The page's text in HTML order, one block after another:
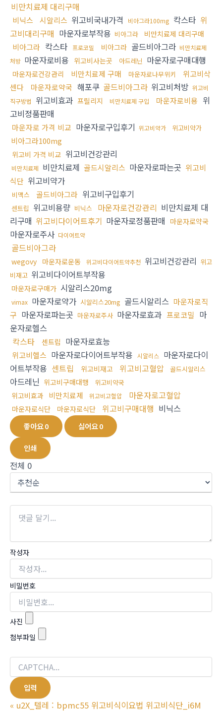
비만치료제 대리구매
비닉스 시알리스 위고비국내가격 비아그라100mg 칵스타 위
고비대리구매 마운자로부작용 비아그라 비만치료제 대리구매
비아그라 칵스타 프로코밀 비아그라 골드비아그라 비만치료제
처방 마운자로비용 위고비사는곳 아드레닌 마운자로구매대행
마운자로건강관리 비만치료제 구매 마운자로나무위키
위고비삭
센다
마운자로약국 해포쿠 골드비아그라 위고비처방 위고비
직구방법
위고비효과 프릴리지 비만치료제 구입 마운자로비용 위
고비정품판매
마운자로 가격 비교 마운자로구입후기 위고비약가 위고비약가
비아그라100mg
위고비 가격 비교 위고비건강관리
비만치료제 비만치료제 골드시알리스 마운자로파는곳 위고비
식단 위고비약가
비맥스 골드비아그라 위고비구입후기
센트립 위고비용량 비닉스 마운자로건강관리 비만치료제 대
리구매 위고비다이어트후기 마운자로정품판매 마운자로약국
마운자로주사 다이어트약
골드비아그라
wegovy 마운자로운동 위고비다이어트약추천 위고비건강관리 위고
비재고 위고비다이어트부작용
마운자로구매가 시알리스20mg
vimax 마운자로약가 시알리스20mg 골드시알리스 마운자로직
구 마운자로파는곳 마운자로주사 마운자로효과 프로코밀 마
운자로헬스
칵스타
센트립 마운자로효능
위고비헬스 마운자로다이어트부작용 시알리스
마운자로다이
어트부작용 센트립 위고비재고 위고비고혈압 골드시알리스
아드레닌 위고비구매대행 위고비약국
위고비효과 비만치료제 위고비고혈압 마운자로고혈압
마운자로식단 마운자로식단 위고비구매대행 비닉스
좋아요0 싫어요0
인쇄
전체 0
작성자
비밀번호
사진
첨부파일
« u2X_텔레 : bpmc55 위고비식이요법 위고비식단_i6M